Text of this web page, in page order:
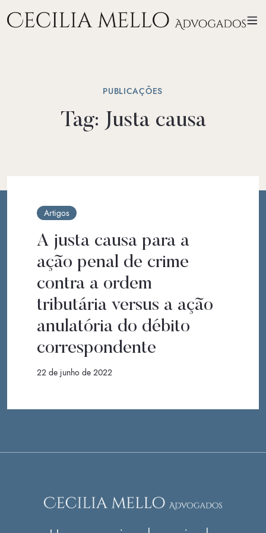
PUBLICAÇÕES
Tag: Justa causa
Artigos
A justa causa para a
ação penal de crime
contra a ordem
tributária versus a ação
anulatória do débito
correspondente
22 de junho de 2022